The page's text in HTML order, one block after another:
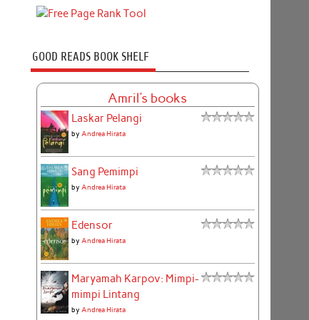
GOOD READS BOOK SHELF
Amril's books
Laskar Pelangi
by Andrea Hirata
Sang Pemimpi
by Andrea Hirata
Edensor
by Andrea Hirata
Maryamah Karpov: Mimpi-
mimpi Lintang
by Andrea Hirata